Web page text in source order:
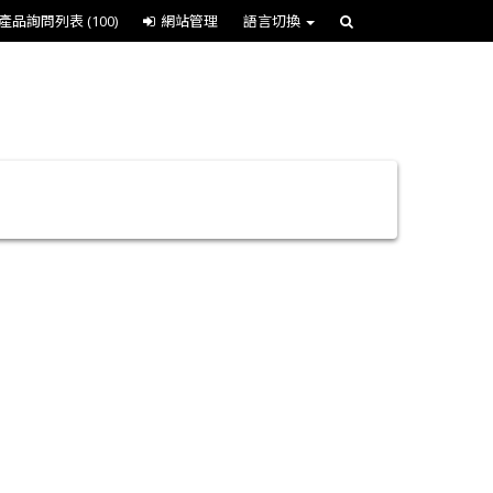
品詢問列表(100) 網站管理 語言切換